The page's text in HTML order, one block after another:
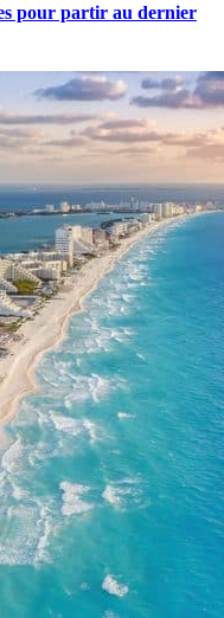
pour partir au dernier